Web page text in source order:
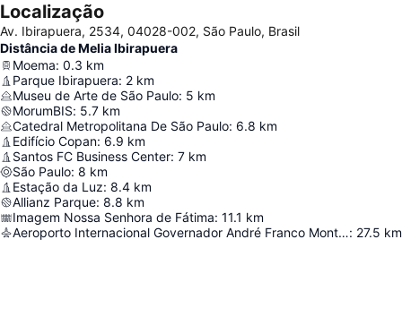
Localização
Av. Ibirapuera, 2534, 04028-002, São Paulo, Brasil
Distância de Melia Ibirapuera
Moema: 0.3 km
Parque Ibirapuera: 2 km
Museu de Arte de São Paulo: 5 km
MorumBIS: 5.7 km
Catedral Metropolitana De São Paulo: 6.8 km
Edifício Copan: 6.9 km
Santos FC Business Center: 7 km
São Paulo: 8 km
Estação da Luz: 8.4 km
Allianz Parque: 8.8 km
Imagem Nossa Senhora de Fátima: 11.1 km
Aeroporto Internacional Governador André Franco Montoro: 27.5 km